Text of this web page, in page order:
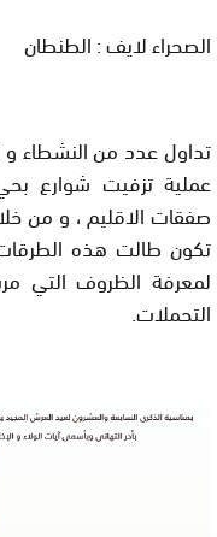
الصحراء لايف : الطنطان
تداول عدد من النشطاء و
عملية تزفيت شوارع
صفقات الاقليم ، و من
تكون طالت هذه
لمعرفة الظروف التي
التحملات.